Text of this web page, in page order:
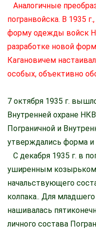
Аналогичные
погранвойска. В 1935
форму одежды войск
разработке новой
Кагановичем
особых, объективно
7 октября 1935 г.
Внутренней охране
Пограничной и
утверждались форма и
С декабря 1935 г. в
уширенным
начальствующего
колпака.. Для
нашивалась
личного состава